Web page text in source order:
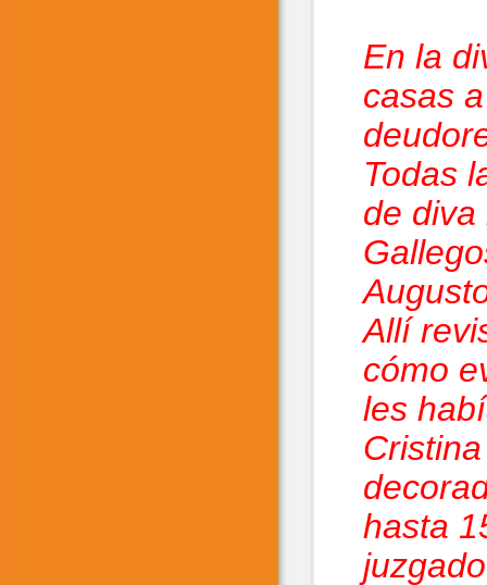
En la
casas
Todas
de diva
Allí
cómo
les
hasta